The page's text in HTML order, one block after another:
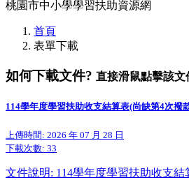
桃園市中小學學習扶助資源網
首頁
表單下載
如何下載文件? 直接滑鼠點擊該
114學年度學習扶助收支結算表(尚缺第4次撥
上傳時間: 2026 年 07 月 28 日
下載次數: 33
文件說明: 114學年度學習扶助收支